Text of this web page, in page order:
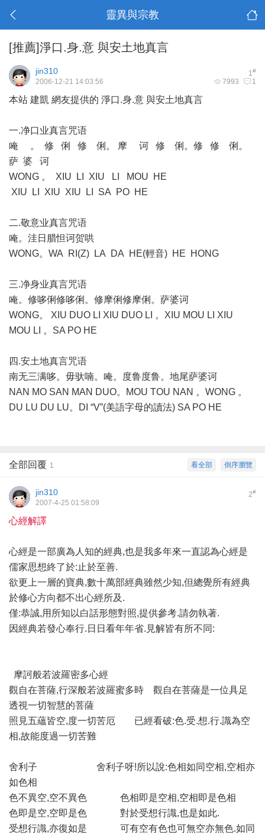
靈異與宗教
[推薦]淨口.身.意 與安土地真言
1#
jin310
7993 1
2006-12-21 14:03:56
本站 建凱 網友提供的 淨口.身.意 與安土地真言
一.净口业真言咒语
唵 。 修 俐 修 俐。 摩 诃 修 俐。修 修 俐。
萨 婆 诃
WONG 。 XIU LI XIU LI MOU HE
XIU LI XIU XIU LI SA PO HE
二.敬意业真言咒语
唵。洼日腊怛诃贺哄
WONG。WA RI(Z) LA DA HE(輕音) HE HONG
三.净身业真言咒语
唵。修哆俐修哆俐。修摩俐修摩俐。萨婆诃
WONG。 XIU DUO LI XIU DUO LI 。XIU MOU LI XIU
MOU LI 。SA PO HE
四.安土地真言咒语
南无三满哆。毋驮喃。唵。度鲁度鲁。地尾萨婆诃
NAN MO SAN MAN DUO。MOU TOU NAN 。WONG 。
DU LU DU LU。DI “V”(美語字母的讀法) SA PO HE
倒序瀏覽
看全部
全部回覆 1
2#
jin310
2007-4-25 01:58:09
心經解譯
心經是一部廣為人知的經典,也是我多年來一直認為心經是
儒家思想終了於:止於至善.
欲更上一層的寶典,數十萬部經典雖然少知,但總覺所有經典
於修心方向都不出心經所及.
僅:恭誠,用所知以白話形態對照,提供參考.請勿執著.
因經典若發心奉行.日日看年年省.見解皆有所不同:
摩訶般若波羅密多心經
觀自在菩薩,行深般若波羅蜜多時 觀自在菩薩是一位具足
透視一切智慧的菩薩
照見五蘊皆空,度一切苦厄 已經看破:色.受.想.行.識為空
相,故能度過一切苦難
舍利子 舍利子呀!所以說:色相如同空相,空相亦
如色相
色不異空,空不異色 色相即是空相,空相即是色相
色即是空,空即是色 對於受想行識,也是如此.
受想行識,亦復如是 可有空有色也可無空亦無色.如同